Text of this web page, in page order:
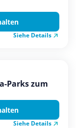
Siehe Details
Parks zum
Siehe Details